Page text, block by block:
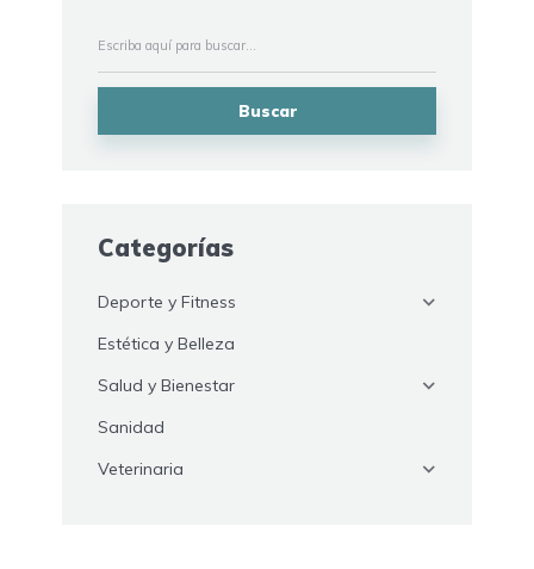
Buscar
Categorías
Deporte y Fitness
Estética y Belleza
Salud y Bienestar
Sanidad
Veterinaria